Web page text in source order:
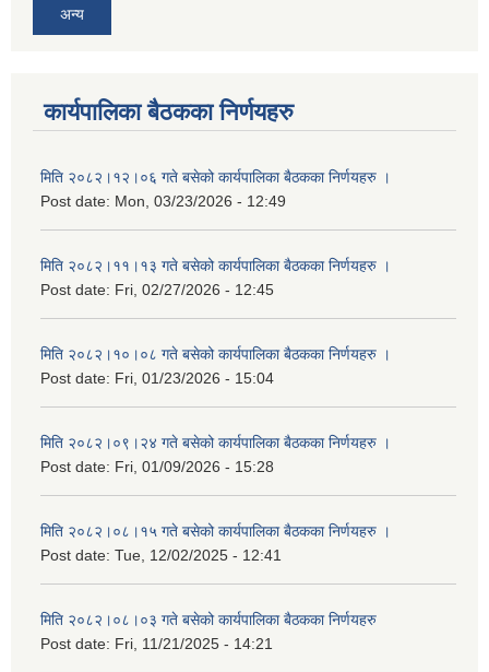
अन्य
कार्यपालिका बैठकका निर्णयहरु
मिति २०८२।१२।०६ गते बसेको कार्यपालिका बैठकका निर्णयहरु ।
Post date: Mon, 03/23/2026 - 12:49
मिति २०८२।११।१३ गते बसेको कार्यपालिका बैठकका निर्णयहरु ।
Post date: Fri, 02/27/2026 - 12:45
मिति २०८२।१०।०८ गते बसेको कार्यपालिका बैठकका निर्णयहरु ।
Post date: Fri, 01/23/2026 - 15:04
मिति २०८२।०९।२४ गते बसेको कार्यपालिका बैठकका निर्णयहरु ।
Post date: Fri, 01/09/2026 - 15:28
मिति २०८२।०८।१५ गते बसेको कार्यपालिका बैठकका निर्णयहरु ।
Post date: Tue, 12/02/2025 - 12:41
मिति २०८२।०८।०३ गते बसेको कार्यपालिका बैठकका निर्णयहरु
Post date: Fri, 11/21/2025 - 14:21